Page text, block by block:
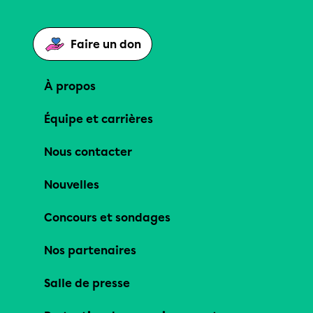
Faire un don
À propos
Équipe et carrières
Nous contacter
Nouvelles
Concours et sondages
Nos partenaires
Salle de presse